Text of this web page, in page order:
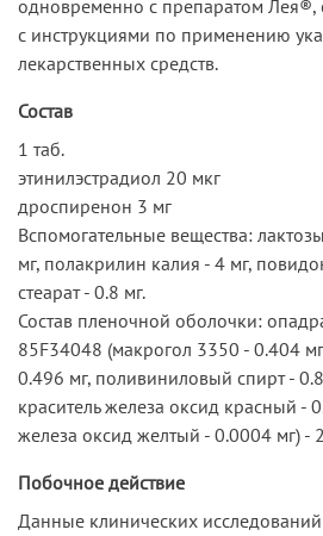
одновременно с препаратом Лея®,
с инструкциями по применению
лекарственных средств.
Состав
1 таб.
этинилэстрадиол 20 мкг
дроспиренон 3 мг
Вспомогательные вещества:
мг, полакрилин калия - 4 мг,
стеарат - 0.8 мг.
Состав пленочной оболочки:
85F34048 (макрогол 3350 - 0.404
0.496 мг, поливиниловый спирт -
краситель железа оксид красный -
железа оксид желтый - 0.0004 мг) -
Побочное действие
Данные клинических исследований